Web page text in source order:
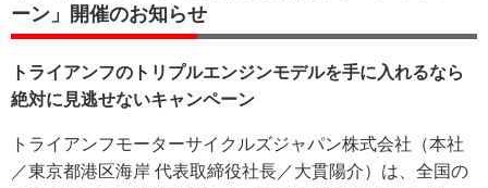
ーン」開催のお知らせ
トライアンフのトリプルエンジンモデルを手に入れるなら
絶対に見逃せないキャンペーン
トライアンフモーターサイクルズジャパン株式会社（本社
／東京都港区海岸 代表取締役社長／大貫陽介）は、全国の